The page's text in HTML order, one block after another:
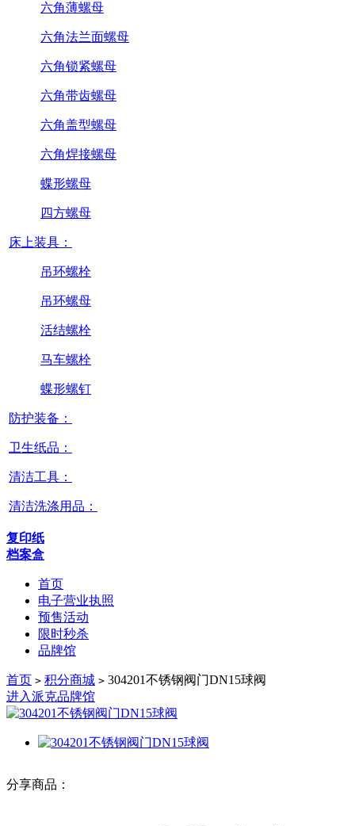
六角薄螺母
六角法兰面螺母
六角锁紧螺母
六角带齿螺母
六角盖型螺母
六角焊接螺母
蝶形螺母
四方螺母
床上装具：
吊环螺栓
吊环螺母
活结螺栓
马车螺栓
蝶形螺钉
防护装备：
卫生纸品：
清洁工具：
清洁洗涤用品：
复印纸
档案盒
首页
电子营业执照
预售活动
限时秒杀
品牌馆
首页 > 积分商城 > 304201不锈钢阀门DN15球阀
进入派克品牌馆
分享商品：